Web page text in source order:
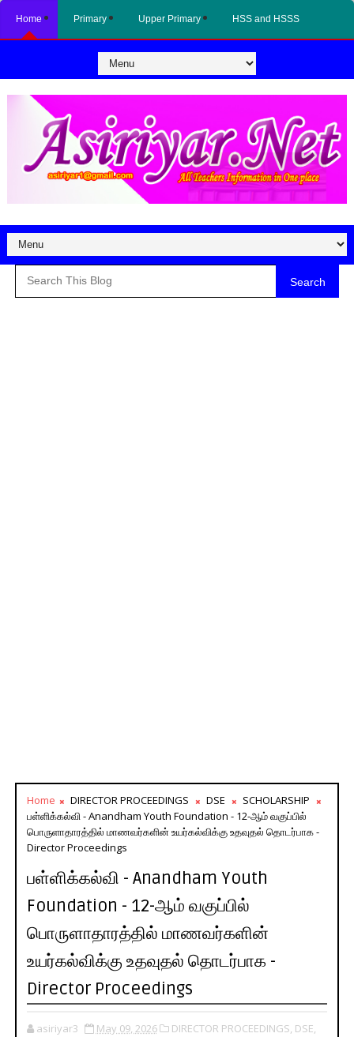
Home Primary Upper Primary HSS and HSSS
Search
Home DIRECTOR PROCEEDINGS DSE
SCHOLARSHIP
பள்ளிக்கல்வி - Anandham Youth Foundation - 12-ஆம் வகுப்பில்
பொருளாதாரத்தில் மாணவர்களின் உயர்கல்விக்கு உதவுதல் தொடர்பாக -
Director Proceedings
பள்ளிக்கல்வி - Anandham Youth
Foundation - 12-ஆம் வகுப்பில்
பொருளாதாரத்தில் மாணவர்களின்
உயர்கல்விக்கு உதவுதல் தொடர்பாக -
Director Proceedings
asiriyar3 May 09, 2026 DIRECTOR PROCEEDINGS, DSE,